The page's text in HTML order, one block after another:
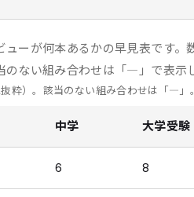
ューが何本あるかの早見表です
ない組み合わせは「—」で表示
粋）。該当のない組み合わせは「—」。
中学 大学受験
6 8